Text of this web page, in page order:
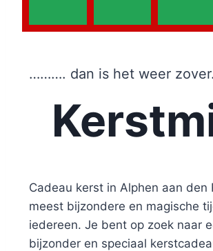
………. dan is het weer zover.
Cadeau kerst in Alphen aan den
meest bijzondere en magische
iedereen. Je bent op zoek naar
bijzonder en speciaal